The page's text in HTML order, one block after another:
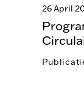
26 April